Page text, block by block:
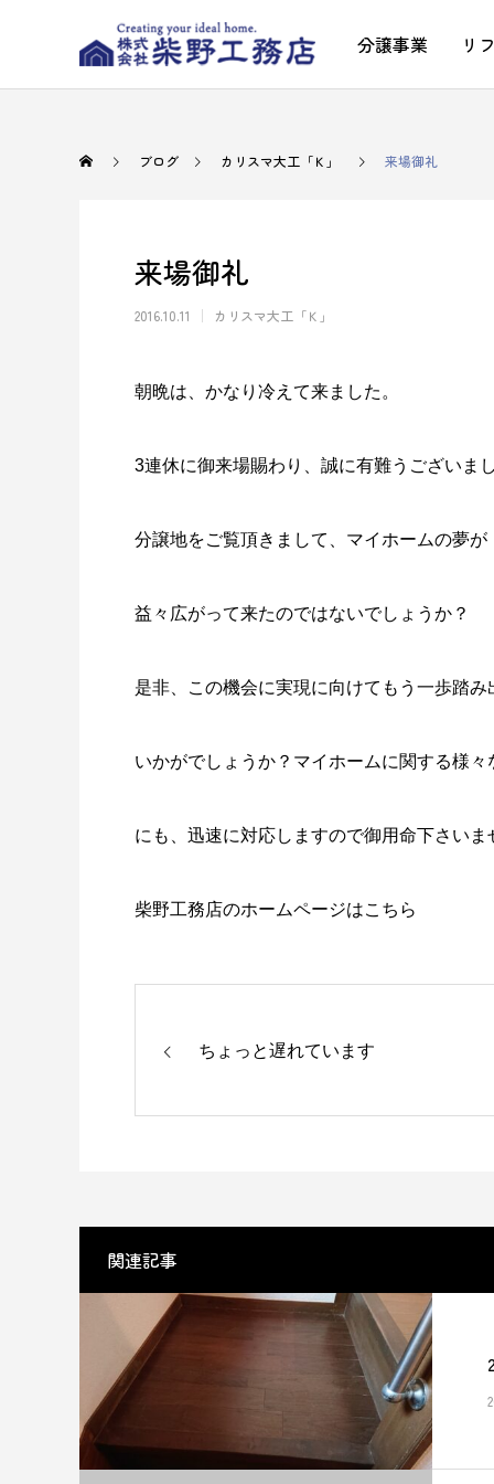
分譲事業 リ
ブログ カリスマ大工「Ｋ」 来場御礼
来場御礼
2016.10.11 カリスマ大工「Ｋ」
朝晩は、かなり冷えて来ました。
3連休に御来場賜わり、誠に有難うございま
分譲地をご覧頂きまして、マイホームの夢が
益々広がって来たのではないでしょうか？
是非、この機会に実現に向けてもう一歩踏み
いかがでしょうか？マイホームに関する様々
にも、迅速に対応しますので御用命下さいま
柴野工務店のホームページはこちら
ちょっと遅れています
関連記事